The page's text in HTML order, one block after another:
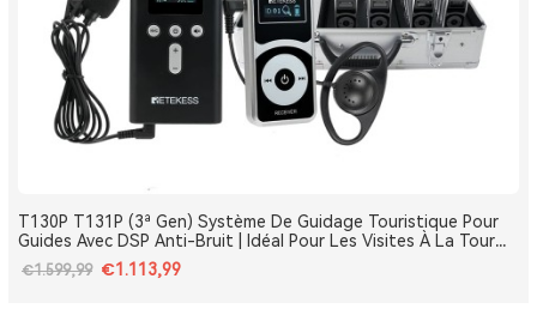
T130P T131P (3ª Gen) Système De Guidage Touristique Pour
Guides Avec DSP Anti-Bruit | Idéal Pour Les Visites À La Tour
Eiffel, Le Louvre, Versailles Et Les Monuments De France
€1.599,99 €1.113,99